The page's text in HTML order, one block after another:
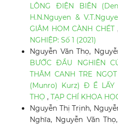
LÔNG ĐIỆN BIÊN
H.N.Nguyen &
GIÂM HOM CÀNH CHÉT
NGHIỆP: Số 1 (2021)
Nguyễn Văn Thọ,
BƯỚC ĐẦU NGHIÊN
THÂM CANH TRE
(Munro) Kurz) Đ Ể LẤY
THỌ , TẠP CHÍ KHOA
Nguyễn Thị Trịnh,
Nghĩa, Nguyễn Văn Thọ,